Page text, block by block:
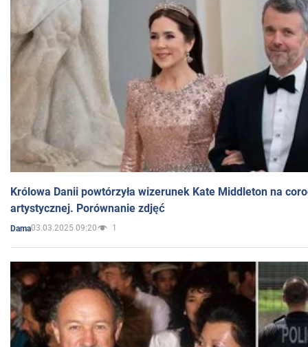
Królowa Danii powtórzyła wizerunek Kate Middleton na
artystycznej. Porównanie zdjęć
Dama03.03.2025 09:20 1